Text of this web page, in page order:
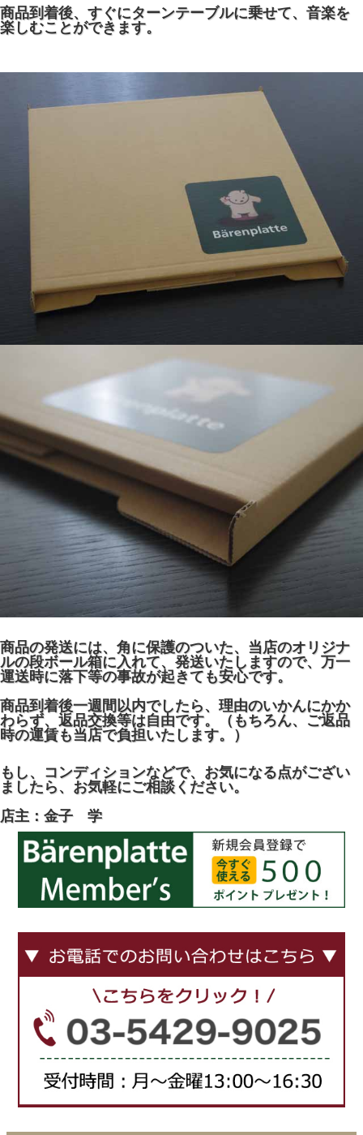
商品到着後、すぐにターンテーブルに乗せて、音楽を
楽しむことができます。
商品の発送には、角に保護のついた、当店のオリジナ
ルの段ボール箱に入れて、発送いたしますので、万一
運送時に落下等の事故が起きても安心です。
商品到着後一週間以内でしたら、理由のいかんにかか
わらず、返品交換等は自由です。（もちろん、ご返品
時の運賃も当店で負担いたします。）
もし、コンディションなどで、お気になる点がござい
ましたら、お気軽にご相談ください。
店主：金子 学